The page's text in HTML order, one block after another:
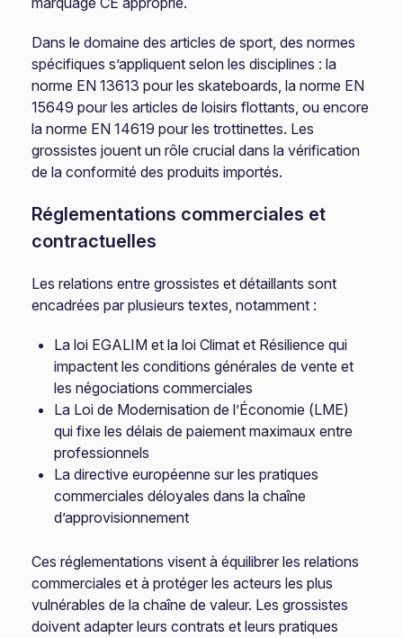
Dans le domaine des articles de sport, des normes
spécifiques s’appliquent selon les disciplines : la
norme EN 13613 pour les skateboards, la norme EN
15649 pour les articles de loisirs flottants, ou encore
la norme EN 14619 pour les trottinettes. Les
grossistes jouent un rôle crucial dans la vérification
de la conformité des produits importés.
Réglementations commerciales et
contractuelles
Les relations entre grossistes et détaillants sont
encadrées par plusieurs textes, notamment :
La loi EGALIM et la loi Climat et Résilience qui
impactent les conditions générales de vente et
les négociations commerciales
La Loi de Modernisation de l’Économie (LME)
qui fixe les délais de paiement maximaux entre
professionnels
La directive européenne sur les pratiques
commerciales déloyales dans la chaîne
d’approvisionnement
Ces réglementations visent à équilibrer les relations
commerciales et à protéger les acteurs les plus
vulnérables de la chaîne de valeur. Les grossistes
doivent adapter leurs contrats et leurs pratiques